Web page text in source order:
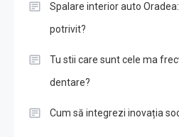
Spalare interior auto
potrivit?
Tu stii care sunt cele ma
dentare?
Cum să integrezi inovația